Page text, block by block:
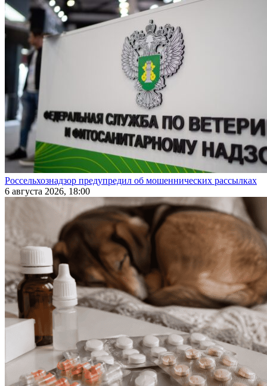
Россельхознадзор предупредил об мошеннических рассылках
6 августа 2026, 18:00